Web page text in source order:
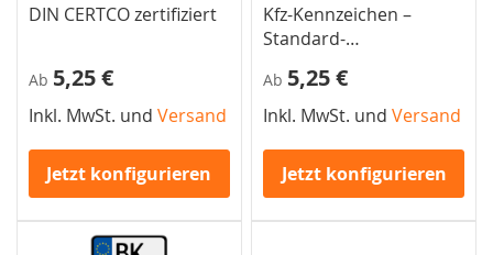
DIN CERTCO zertifiziert
Ab 5,25 €
Inkl. MwSt. und Versand
Jetzt konfigurieren
Kfz-Kennzeichen –
Standard-
Pkw
Ab 5,25 €
Inkl. MwSt. undVersand
Jetzt konfigurieren